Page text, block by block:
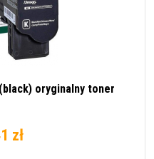
oryginalny toner
zł